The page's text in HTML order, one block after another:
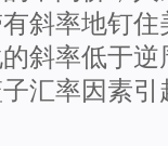
斜率地钉
斜率低于
汇率因素